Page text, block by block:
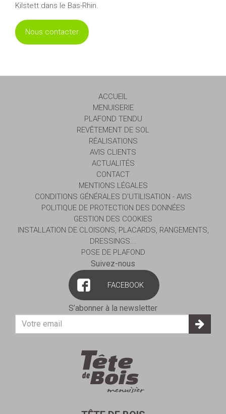
Kilstett dans le Bas-Rhin.
Nous contacter
ACCUEIL
MENUISERIE
PLAFOND TENDU
REVÊTEMENT DE SOL
RÉALISATIONS
AVIS CLIENTS
ACTUALITÉS
CONTACT
MENTIONS LÉGALES
CONDITIONS GÉNÉRALES D'UTILISATION - AVIS
POLITIQUE DE PROTECTION DES DONNÉES
GESTION DES COOKIES
INSTALLATION DE CLOISONS, PLACARDS, RANGEMENTS,
DRESSINGS...
POSE DE PLAFOND
Suivez-nous
FACEBOOK
S’abonner à la newsletter
adresse
mail